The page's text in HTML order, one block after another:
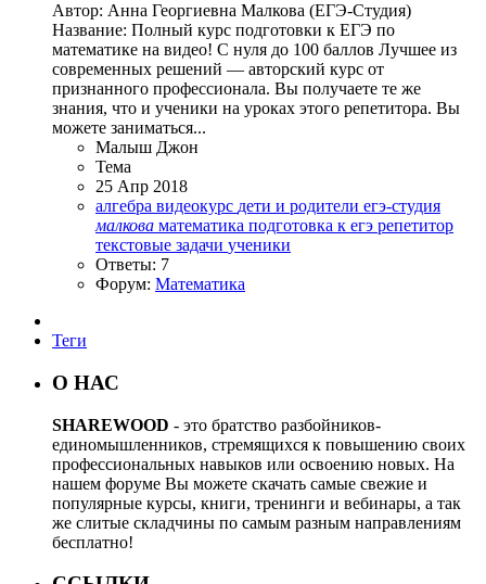
Автор: Анна Георгиевна Малкова (ЕГЭ-Студия)
Название: Полный курс подготовки к ЕГЭ по
математике на видео! С нуля до 100 баллов Лучшее из
современных решений — авторский курс от
признанного профессионала. Вы получаете те же
знания, что и ученики на уроках этого репетитора. Вы
можете заниматься...
Малыш Джон
Тема
25 Апр 2018
алгебра видеокурс дети и родители егэ-студия
малкова математика подготовка к егэ репетитор
текстовые задачи ученики
Ответы: 7
Форум: Математика
Теги
О НАС
SHAREWOOD - это братство разбойников-
единомышленников, стремящихся к повышению своих
профессиональных навыков или освоению новых. На
нашем форуме Вы можете скачать самые свежие и
популярные курсы, книги, тренинги и вебинары, а так
же слитые складчины по самым разным направлениям
бесплатно!